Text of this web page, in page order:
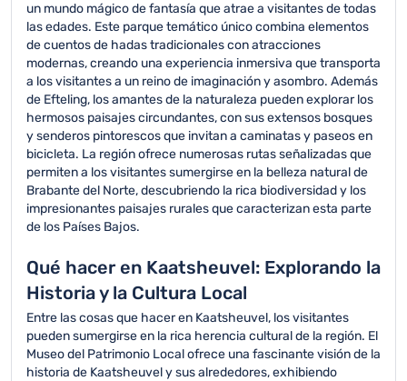
un mundo mágico de fantasía que atrae a visitantes de todas
las edades. Este parque temático único combina elementos
de cuentos de hadas tradicionales con atracciones
modernas, creando una experiencia inmersiva que transporta
a los visitantes a un reino de imaginación y asombro. Además
de Efteling, los amantes de la naturaleza pueden explorar los
hermosos paisajes circundantes, con sus extensos bosques
y senderos pintorescos que invitan a caminatas y paseos en
bicicleta. La región ofrece numerosas rutas señalizadas que
permiten a los visitantes sumergirse en la belleza natural de
Brabante del Norte, descubriendo la rica biodiversidad y los
impresionantes paisajes rurales que caracterizan esta parte
de los Países Bajos.
Qué hacer en Kaatsheuvel: Explorando la
Historia y la Cultura Local
Entre las cosas que hacer en Kaatsheuvel, los visitantes
pueden sumergirse en la rica herencia cultural de la región. El
Museo del Patrimonio Local ofrece una fascinante visión de la
historia de Kaatsheuvel y sus alrededores, exhibiendo